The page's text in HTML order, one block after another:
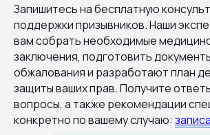
Запишитесь на бесплатную
поддержки призывников. Наши
вам собрать необходимые
заключения, подготовить
обжалования и разработают план
защиты ваших прав. Получите
вопросы, а также рекомендации
конкретно по вашему случаю: